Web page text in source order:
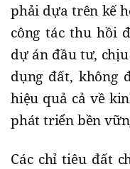
phải dựa trên kế
công tác thu hồi
dự án đầu tư,
dụng đất, không
hiệu quả cả về
phát triển bền
Các chỉ tiêu đất